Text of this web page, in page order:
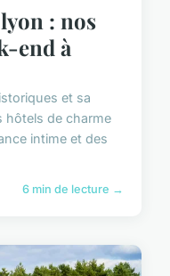
: nos
end à
et sa
hôtels de charme
intime et des
6 min de lecture →